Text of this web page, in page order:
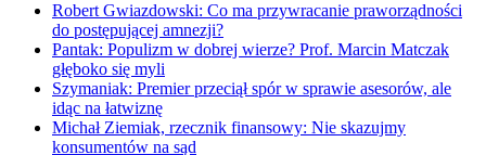
Robert Gwiazdowski: Co ma przywracanie praworządności
do postępującej amnezji?
Pantak: Populizm w dobrej wierze? Prof. Marcin Matczak
głęboko się myli
Szymaniak: Premier przeciął spór w sprawie asesorów, ale
idąc na łatwiznę
Michał Ziemiak, rzecznik finansowy: Nie skazujmy
konsumentów na sąd